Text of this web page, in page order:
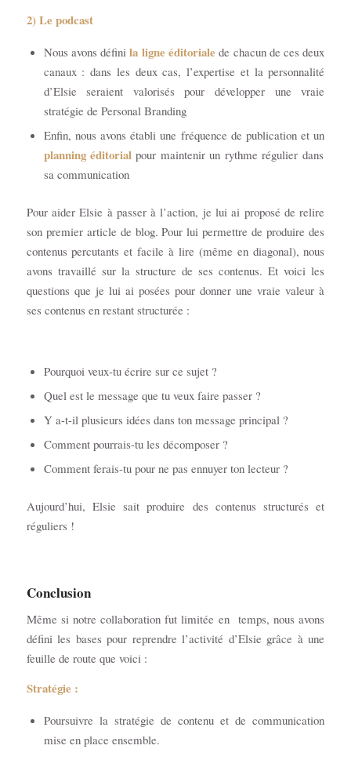
2) Le podcast
Nous avons définila ligne éditoriale de chacun de ces deux
canaux : dans les deux cas, l’expertise et la personnalité
d’Elsie seraient valorisés pour développer une vraie
stratégie de Personal Branding
Enfin, nous avons établi une fréquence de publication et un
planning éditorial pour maintenir un rythme régulier dans
sa communication
Pour aider Elsie à passer à l’action, je lui ai proposé de relire
son premier article de blog. Pour lui permettre de produire des
contenus percutants et facile à lire (même en diagonal), nous
avons travaillé sur la structure de ses contenus. Et voici les
questions que je lui ai posées pour donner une vraie valeur à
ses contenus en restant structurée :
Pourquoi veux-tu écrire sur ce sujet ?
Quel est le message que tu veux faire passer ?
Y a-t-il plusieurs idées dans ton message principal ?
Comment pourrais-tu les décomposer ?
Comment ferais-tu pour ne pas ennuyer ton lecteur ?
Aujourd’hui, Elsie sait produire des contenus structurés et
réguliers !
Conclusion
Même si notre collaboration fut limitée en temps, nous avons
défini les bases pour reprendre l’activité d’Elsie grâce à une
feuille de route que voici :
Stratégie :
Poursuivre la stratégie de contenu et de communication
mise en place ensemble.